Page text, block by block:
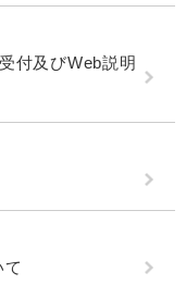
付及びWeb説明